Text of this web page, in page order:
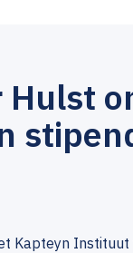
Hulst
Kapteyn